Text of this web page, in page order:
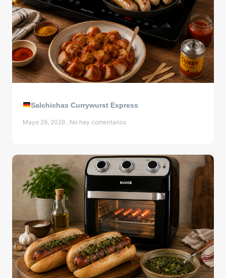
Salchichas Currywurst Express
Mayo 29, 2026 No hay comentarios